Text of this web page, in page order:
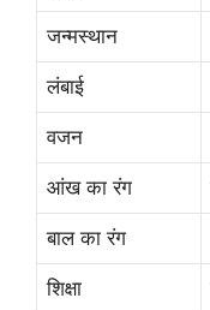
जन्मस्थान
लंबाई
वजन
आंख का रंग
बाल का रंग
शिक्षा